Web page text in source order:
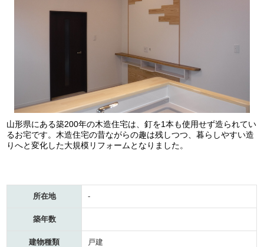
山形県にある築200年の木造住宅は、釘を1本も使用せず造られてい
るお宅です。木造住宅の昔ながらの趣は残しつつ、暮らしやすい造
りへと変化した大規模リフォームとなりました。
所在地 -
築年数
建物種類 戸建